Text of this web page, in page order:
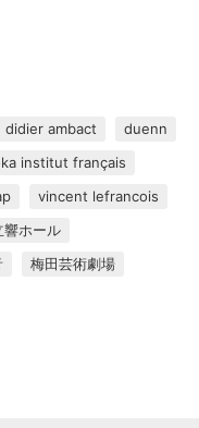
didier ambact
duenn
institut français
vincent lefrancois
響ホール
梅田芸術劇場